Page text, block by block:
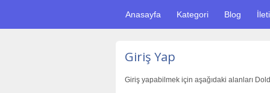
Anasayfa Kategori Blog
Giriş Yap
Giriş yapabilmek için aşağıdaki alanları